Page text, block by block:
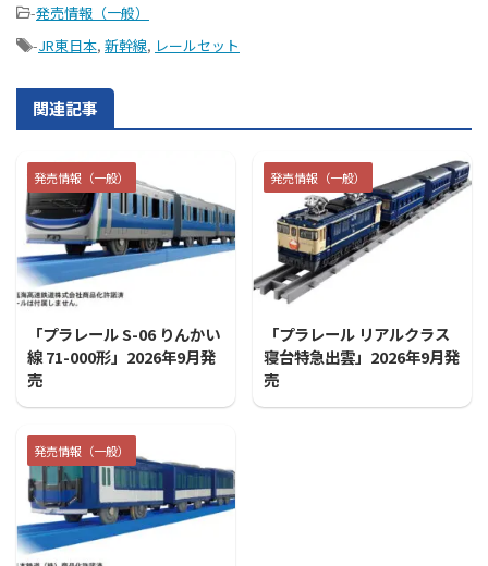
-発売情報（一般）
-JR東日本, 新幹線, レールセット
関連記事
発売情報（一般）
「プラレール S-06 りんかい
線 71-000形」2026年9月発
売
発売情報（一般）
「プラレール リアルクラス
寝台特急出雲」2026年9月発
売
発売情報（一般）